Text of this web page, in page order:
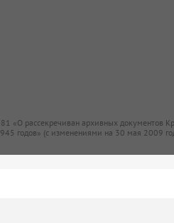
«О рассекречиван архивных документов
годов» (с изменениями на 30 мая 2009